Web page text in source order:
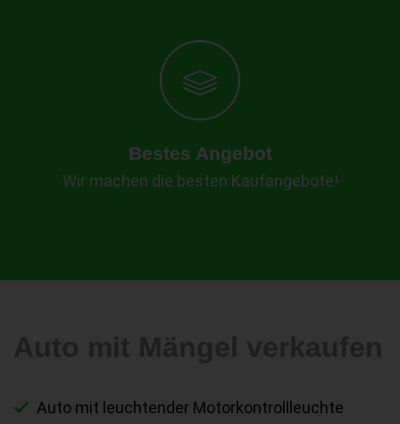
Bestes Angebot
Wir machen die besten Kaufangebote!
Auto mit leuchtender Motorkontrollleuchte